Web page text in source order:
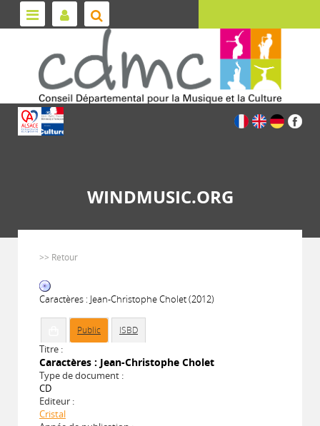
WINDMUSIC.ORG
>> Retour
Caractères : Jean-Christophe Cholet (2012)
Public ISBD
Titre :
Caractères : Jean-Christophe Cholet
Type de document :
CD
Editeur :
Cristal